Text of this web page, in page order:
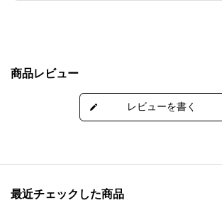
商品レビュー
最近チェックした商品